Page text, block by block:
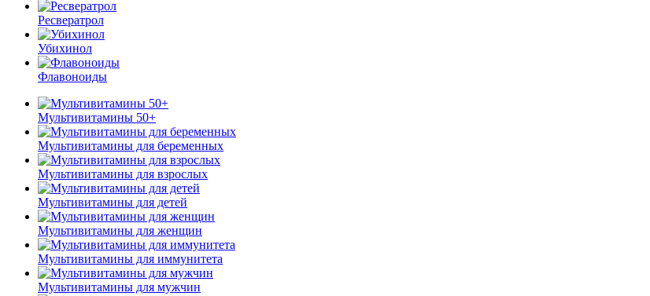
Ресвератрол
Убихинол
Флавоноиды
Мультивитамины 50+
Мультивитамины для беременных
Мультивитамины для взрослых
Мультивитамины для детей
Мультивитамины для женщин
Мультивитамины для иммунитета
Мультивитамины для мужчин